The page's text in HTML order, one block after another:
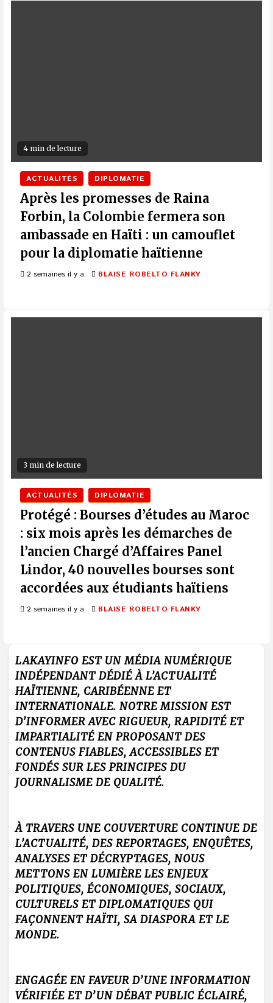
4 min de lecture
ACTUALITÉS DIPLOMATIE
Après les promesses de Raina
Forbin, la Colombie fermera son
ambassade en Haïti : un camouflet
pour la diplomatie haïtienne
2 semaines il y a BLAISE ROBELTO FLANKY
3 min de lecture
ACTUALITÉS DIPLOMATIE
Protégé : Bourses d’études au Maroc
: six mois après les démarches de
l’ancien Chargé d’Affaires Panel
Lindor, 40 nouvelles bourses sont
accordées aux étudiants haïtiens
2 semaines il y a BLAISE ROBELTO FLANKY
LAKAYINFO EST UN MÉDIA NUMÉRIQUE
INDÉPENDANT DÉDIÉ À L’ACTUALITÉ
HAÏTIENNE, CARIBÉENNE ET
INTERNATIONALE. NOTRE MISSION EST
D’INFORMER AVEC RIGUEUR, RAPIDITÉ ET
IMPARTIALITÉ EN PROPOSANT DES
CONTENUS FIABLES, ACCESSIBLES ET
FONDÉS SUR LES PRINCIPES DU
JOURNALISME DE QUALITÉ.
À TRAVERS UNE COUVERTURE CONTINUE DE
L’ACTUALITÉ, DES REPORTAGES, ENQUÊTES,
ANALYSES ET DÉCRYPTAGES, NOUS
METTONS EN LUMIÈRE LES ENJEUX
POLITIQUES, ÉCONOMIQUES, SOCIAUX,
CULTURELS ET DIPLOMATIQUES QUI
FAÇONNENT HAÏTI, SA DIASPORA ET LE
MONDE.
ENGAGÉE EN FAVEUR D’UNE INFORMATION
VÉRIFIÉE ET D’UN DÉBAT PUBLIC ÉCLAIRÉ,